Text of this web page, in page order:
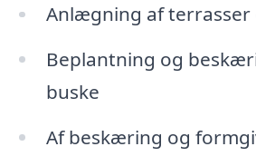
Anlægning af
Beplantning og
buske
Af beskæring og